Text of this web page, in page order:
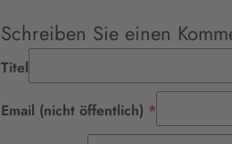
Schreiben Sie einen
Titel
Email (nicht öffentlich) *